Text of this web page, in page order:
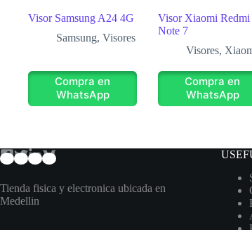
Visor Samsung A24 4G
Samsung, Visores
Compra en
WhatsApp
Visor Xiaomi Redmi
Note 7
Visores,
Compra en
WhatsApp
Tienda fisica y electronica ubicada en
Medellin